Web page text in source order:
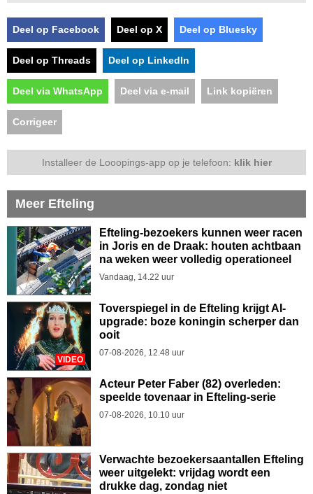
Deel op Facebook Deel op X Deel op Bluesky
Deel op Threads Deel op LinkedIn
Deel via WhatsApp Deel via e-mail Link kopiëren
Corrigeer
Installeer de Looopings-app op je telefoon: klik hier
Meer Efteling
Efteling-bezoekers kunnen weer racen
in Joris en de Draak: houten achtbaan
na weken weer volledig operationeel
Vandaag, 14.22 uur
VIDEO
Toverspiegel in de Efteling krijgt AI-
upgrade: boze koningin scherper dan
ooit
07-08-2026, 12.48 uur
Acteur Peter Faber (82) overleden:
speelde tovenaar in Efteling-serie
07-08-2026, 10.10 uur
Verwachte bezoekersaantallen Efteling
weer uitgelekt: vrijdag wordt een
drukke dag, zondag niet